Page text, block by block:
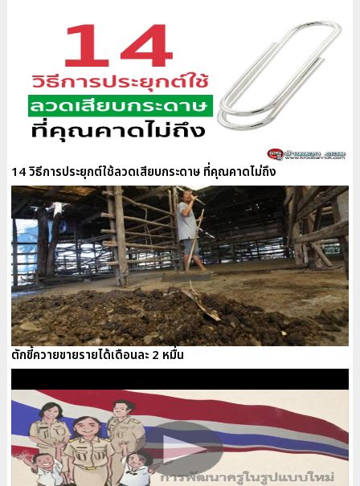
14 วิธีการประยุกต์ใช้ลวดเสียบกระดาษ ที่คุณคาดไม่ถึง
ตักขี้ควายขายรายได้เดือนละ 2 หมื่น